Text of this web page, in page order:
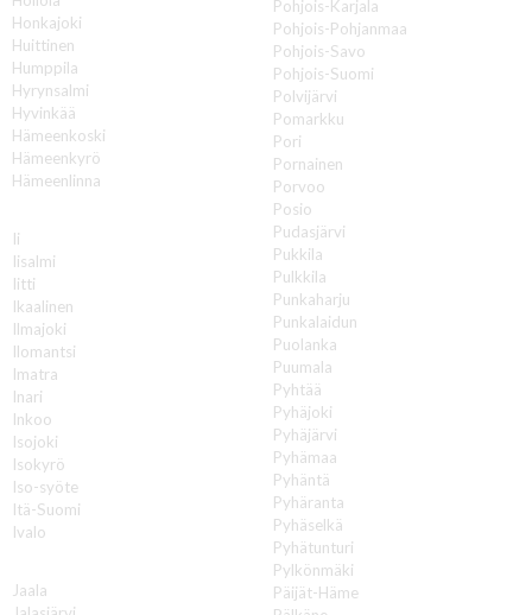
Honkajoki
Huittinen
Humppila
Hyrynsalmi
Hyvinkää
Hämeenkoski
Hämeenkyrö
Hämeenlinna
Ii
Iisalmi
Iitti
Ikaalinen
Ilmajoki
Ilomantsi
Imatra
Inari
Inkoo
Isojoki
Isokyrö
Iso-syöte
Itä-Suomi
Ivalo
Jaala
Pohjois-Karjala
Pohjois-Pohjanmaa
Pohjois-Savo
Pohjois-Suomi
Polvijärvi
Pomarkku
Pori
Pornainen
Porvoo
Posio
Pudasjärvi
Pukkila
Pulkkila
Punkaharju
Punkalaidun
Puolanka
Puumala
Pyhtää
Pyhäjoki
Pyhäjärvi
Pyhämaa
Pyhäntä
Pyhäranta
Pyhäselkä
Pyhätunturi
Pylkönmäki
Päijät-Häme